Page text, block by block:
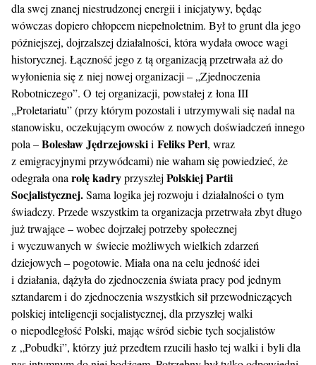
dla swej znanej niestrudzonej energii i inicjatywy, będąc
wówczas dopiero chłopcem niepełnoletnim. Był to grunt dla jego
późniejszej, dojrzalszej działalności, która wydała owoce wagi
historycznej. Łączność jego z tą organizacją przetrwała aż do
wyłonienia się z niej nowej organizacji – „Zjednoczenia
Robotniczego”. O tej organizacji, powstałej z łona III
„Proletariatu” (przy którym pozostali i utrzymywali się nadal na
stanowisku, oczekującym owoców z nowych doświadczeń innego
pola –Bolesław Jędrzejowskii Feliks Perl, wraz
z emigracyjnymi przywódcami) nie waham się powiedzieć, że
odegrała ona rolę kadryprzyszłej Polskiej Partii
Socjalistycznej.Sama logika jej rozwoju i działalności o tym
świadczy. Przede wszystkim ta organizacja przetrwała zbyt długo
już trwające – wobec dojrzałej potrzeby społecznej
i wyczuwanych w świecie możliwych wielkich zdarzeń
dziejowych – pogotowie. Miała ona na celu jedność idei
i działania, dążyła do zjednoczenia świata pracy pod jednym
sztandarem i do zjednoczenia wszystkich sił przewodniczących
polskiej inteligencji socjalistycznej, dla przyszłej walki
o niepodległość Polski, mając wśród siebie tych socjalistów
z „Pobudki”, którzy już przedtem rzucili hasło tej walki i byli dla